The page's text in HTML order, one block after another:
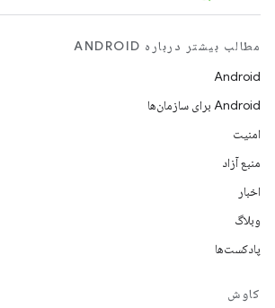
مطالب بیشتر درباره ANDROID
Android
Android برای سازمان‌ها
امنیت
منبع آزاد
اخبار
وبلاگ
پادکست‌ها
کاوش